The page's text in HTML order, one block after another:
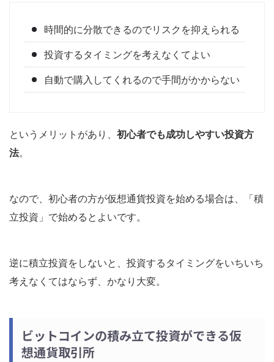
時間的に分散できるのでリスクを抑えられる
投資するタイミングを考えなくてよい
自動で購入してくれるので手間がかからない
というメリットがあり、 初心者でも成功しやすい投資方
法。
なので、初心者の方が仮想通貨投資を始める場合は、「積
立投資」で始めるとよいです。
逆に積立投資をしないと、投資するタイミングをいちいち
考えなくてはならず、かなり大変。
ビットコインの積み立て投資ができる仮
想通貨取引所